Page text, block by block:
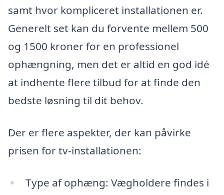
samt hvor kompliceret installationen er.
Generelt set kan du forvente mellem 500
og 1500 kroner for en professionel
ophængning, men det er altid en god idé
at indhente flere tilbud for at finde den
bedste løsning til dit behov.
Der er flere aspekter, der kan påvirke
prisen for tv-installationen:
Type af ophæng: Vægholdere findes i